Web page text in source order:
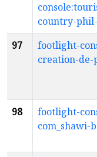
country-
97
footlight-
creation-de-
98
footlight-
com_shawi-